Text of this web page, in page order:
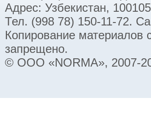
Адрес: Узбекистан,
Тел. (998 78) 150-11-72.
Копирование материалов
запрещено.
© ООО «NORMA», 2007-